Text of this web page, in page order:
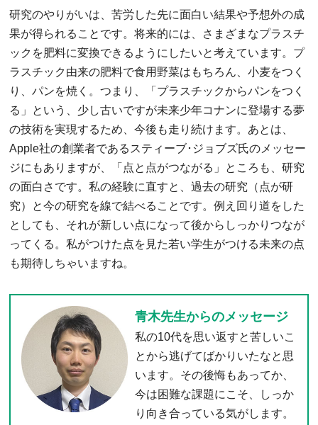
研究のやりがいは、苦労した先に面白い結果や予想外の成
果が得られることです。将来的には、さまざまなプラスチ
ックを肥料に変換できるようにしたいと考えています。プ
ラスチック由来の肥料で食用野菜はもちろん、小麦をつく
り、パンを焼く。つまり、「プラスチックからパンをつく
る」という、少し古いですが未来少年コナンに登場する夢
の技術を実現するため、今後も走り続けます。あとは、
Apple社の創業者であるスティーブ･ジョブズ氏のメッセー
ジにもありますが、「点と点がつながる」ところも、研究
の面白さです。私の経験に直すと、過去の研究（点が研
究）と今の研究を線で結べることです。例え回り道をした
としても、それが新しい点になって後からしっかりつなが
ってくる。私がつけた点を見た若い学生がつける未来の点
も期待しちゃいますね。
青木先生からのメッセージ
私の10代を思い返すと苦しいこ
とから逃げてばかりいたなと思
います。その後悔もあってか、
今は困難な課題にこそ、しっか
り向き合っている気がします。